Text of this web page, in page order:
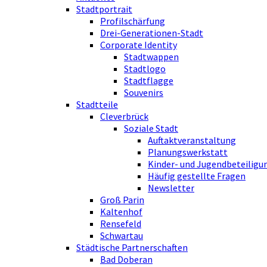
Stadtportrait
Profilschärfung
Drei-Generationen-Stadt
Corporate Identity
Stadtwappen
Stadtlogo
Stadtflagge
Souvenirs
Stadtteile
Cleverbrück
Soziale Stadt
Auftaktveranstaltung
Planungswerkstatt
Kinder- und
Häufig gestellte Fragen
Newsletter
Groß Parin
Kaltenhof
Rensefeld
Schwartau
Städtische Partnerschaften
Bad Doberan